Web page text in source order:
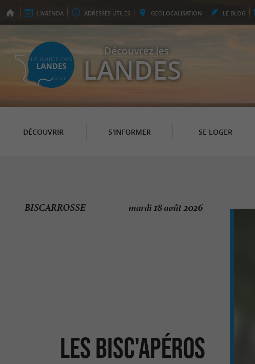
L'AGENDA ADRESSES UTILES GEOLOCALISATION LE BLOG
Découvrez les
LANDES
DÉCOUVRIR S'INFORMER SE LOGER
Les Bisc'apéros
BISCARROSSE mardi 18 août 2026